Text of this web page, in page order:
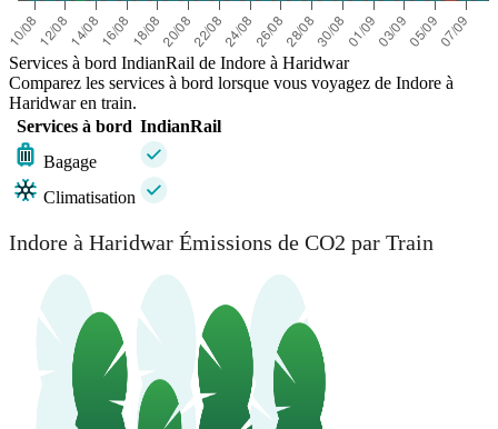
Services à bord IndianRail de Indore à Haridwar
Comparez les services à bord lorsque vous voyagez de Indore à
Haridwar en train.
Services à bord IndianRail
Bagage
Climatisation
Indore à Haridwar Émissions de CO2 par Train